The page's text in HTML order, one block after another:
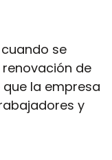
se
de
que la empresa
y